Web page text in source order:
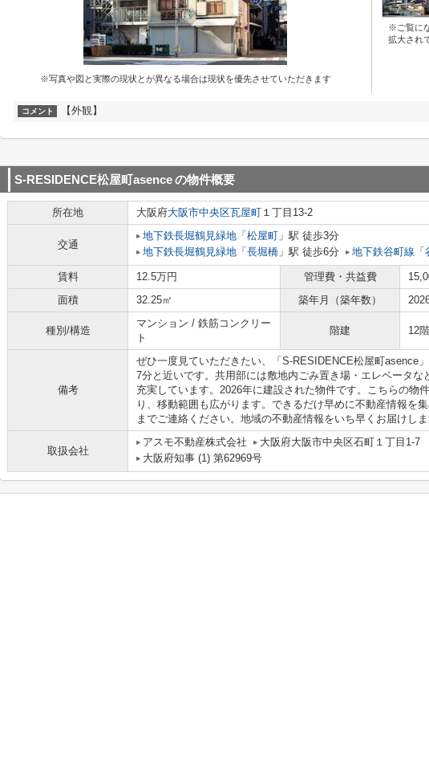
※写真や図と実際の現状とが異なる場合は現状を優先させていただきます
※ご覧に
拡大され
コメント 【外観】
S-RESIDENCE松屋町asenceの物件概要
所在地 大阪府大阪市中央区瓦屋町 １丁目13-2
交通
地下鉄長堀鶴見緑地 「 松屋町 」駅 徒歩3分
地下鉄長堀鶴見緑地 「 長堀橋 」駅 徒歩6分 地下鉄谷町線 「
賃料 12.5万円 管理費・共益費
面積
32.25㎡ 築年月（築年数）
種別/構造
マンション / 鉄筋コンクリー
ト
階建 12
備考
ぜひ一度見ていただきたい、「S-RESIDENCE松屋町asence
7分と近いです。共用部には敷地内ごみ置き場・エレベータな
充実しています。2026年に建設された物件です。こちらの物
り、移動範囲も広がります。できるだけ早めに不動産情報を
までご連絡ください。地域の不動産情報をいち早くお届けしま
取扱会社
アスモ不動産株式会社 大阪府大阪市中央区石町１丁目1-7
大阪府知事 (1) 第62969号